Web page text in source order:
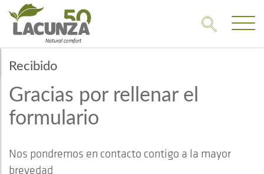
Recibido
Gracias por rellenar el
formulario
Nos pondremos en contacto contigo a la mayor
brevedad